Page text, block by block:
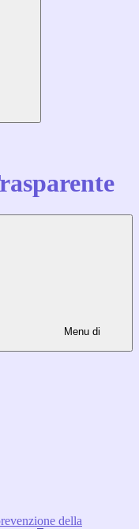
Menu di
della